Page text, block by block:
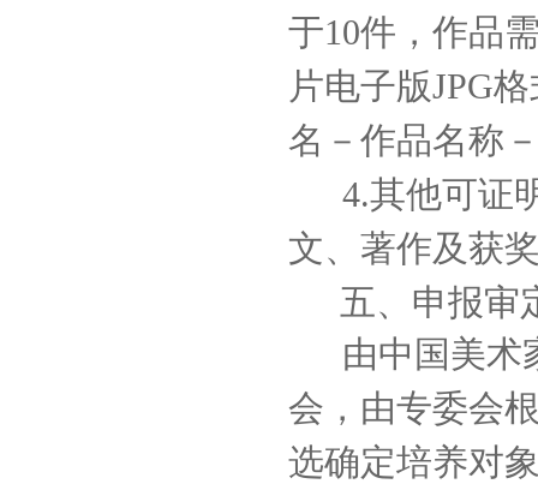
于10件，作品
片电子版JPG
名－作品名称
4.其他可证
文、著作及获
五、申报审
由中国美术
会，由专委会
选确定培养对